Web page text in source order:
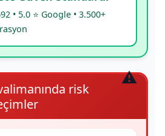
• 5.0 ⭐ Google • 3.500+
risk